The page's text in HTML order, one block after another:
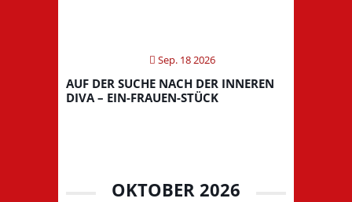
Sep. 18 2026
AUF DER SUCHE NACH DER INNEREN
DIVA – EIN-FRAUEN-STÜCK
OKTOBER 2026